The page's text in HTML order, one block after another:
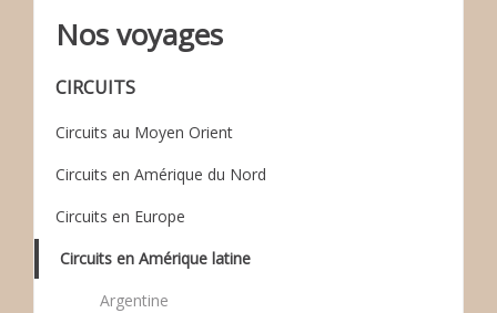
Nos voyages
CIRCUITS
Circuits au Moyen Orient
Circuits en Amérique du Nord
Circuits en Europe
Circuits en Amérique latine
Argentine